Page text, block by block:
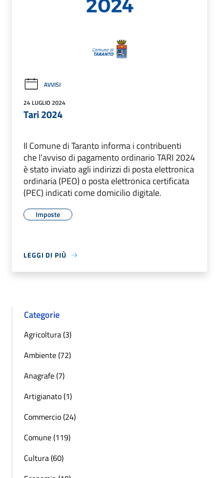
AVVISI
24 LUGLIO 2024
Tari 2024
Il Comune di Taranto informa i contribuenti
che l’avviso di pagamento ordinario TARI 2024
è stato inviato agli indirizzi di posta elettronica
ordinaria (PEO) o posta elettronica certificata
(PEC) indicati come domicilio digitale.
Imposte
LEGGI DI PIÙ
Categorie
Agricoltura (3)
Ambiente (72)
Anagrafe (7)
Artigianato (1)
Commercio (24)
Comune (119)
Cultura (60)